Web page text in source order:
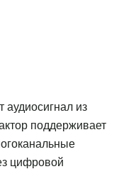
аудиосигнал из
поддерживает
цифровой